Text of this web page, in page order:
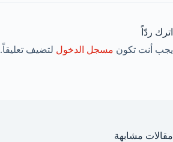
اترك ردّاً
يجب أنت تكون مسجل الدخول لتضيف تعليقاً.
مقالات مشابهة